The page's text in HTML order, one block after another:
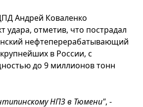
Андрей Коваленко
удара, отметив, что пострадал
нефтеперерабатывающий
в России, с
до 9 миллионов тонн
НПЗ в Тюмени", -